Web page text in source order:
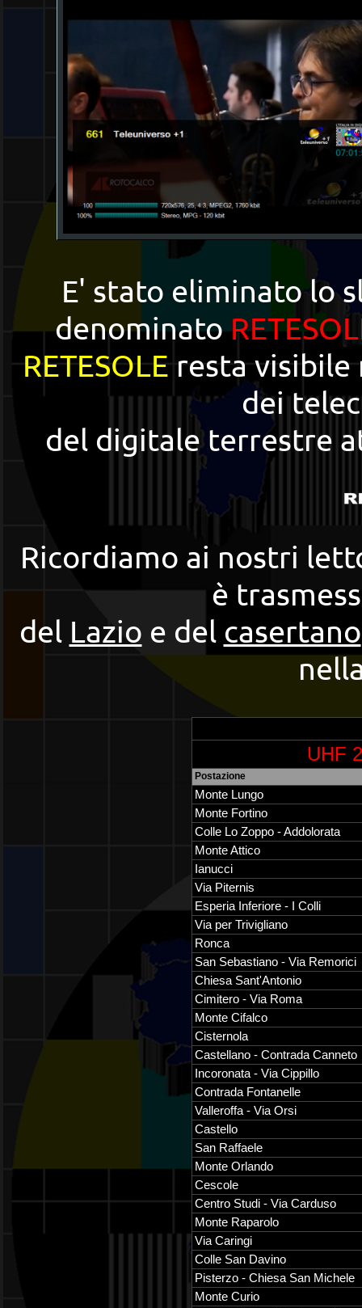
E' stato eliminato lo
denominato
RETESOLEresta visibile
dei
del digitale terrestre
Ricordiamo ai nostri
è
del Lazio e del casertano
UHF
Postazione
Monte Lungo
Monte Fortino
Colle Lo Zoppo - Addolorata
Monte Attico
Ianucci
Via Piternis
Esperia Inferiore - I Colli
Via per Trivigliano
Ronca
San Sebastiano - Via Remorici
Chiesa Sant'Antonio
Cimitero - Via Roma
Monte Cifalco
Cisternola
Castellano - Contrada Canneto
Incoronata - Via Cippillo
Contrada Fontanelle
Valleroffa - Via Orsi
Castello
San Raffaele
Monte Orlando
Cescole
Centro Studi - Via Carduso
Monte Raparolo
Via Caringi
Colle San Davino
Pisterzo - Chiesa San Michele
Monte Curio